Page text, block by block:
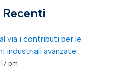
via i contributi per le
industriali avanzate
pm